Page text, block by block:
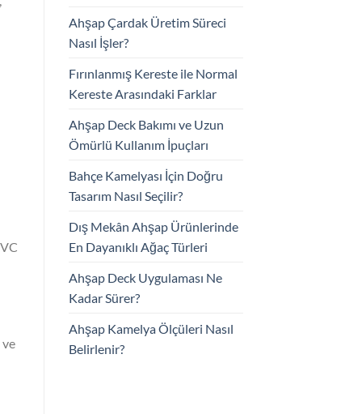
Ahşap Çardak Üretim Süreci
Nasıl İşler?
Fırınlanmış Kereste ile Normal
Kereste Arasındaki Farklar
Ahşap Deck Bakımı ve Uzun
Ömürlü Kullanım İpuçları
Bahçe Kamelyası İçin Doğru
Tasarım Nasıl Seçilir?
Dış Mekân Ahşap Ürünlerinde
En Dayanıklı Ağaç Türleri
Ahşap Deck Uygulaması Ne
Kadar Sürer?
Ahşap Kamelya Ölçüleri Nasıl
Belirlenir?